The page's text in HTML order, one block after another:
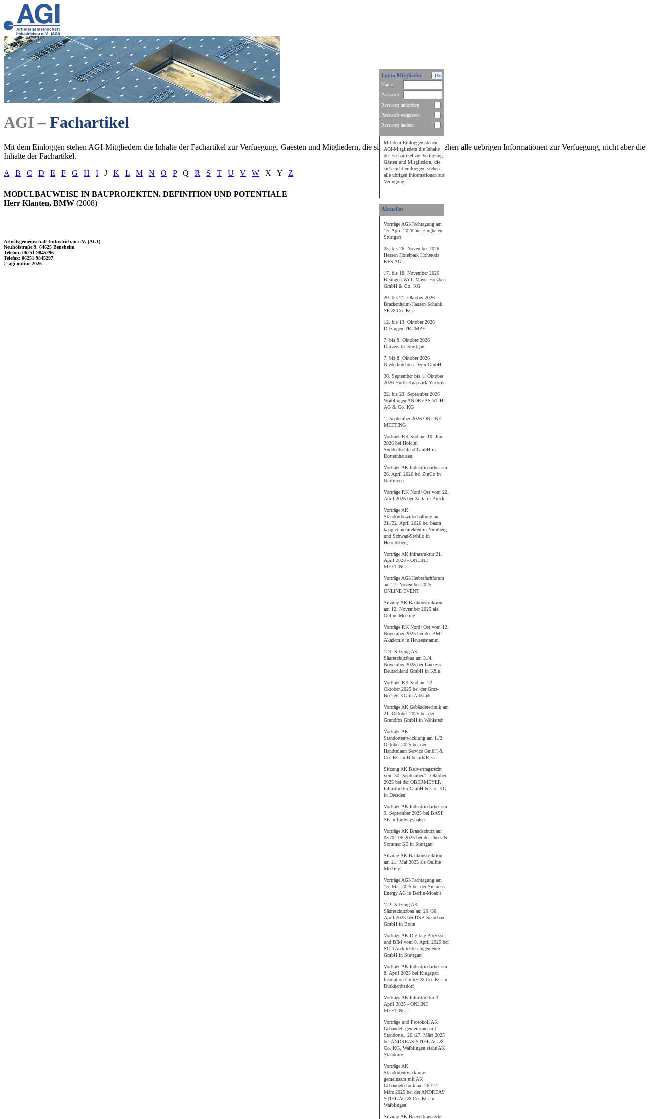
AGI –Fachartikel
Mit dem Einloggen stehen AGI-Mitgliedern die Inhalte der Fachartikel zur Verfuegung. Gaesten und Mitgliedern, die sich nicht einloggen stehen alle uebrigen Informationen zur Verfuegung, nicht aber die
Inhalte der Fachartikel.
A
B C D E F G H I J K L M N O PQ R S T U V W X Y Z
MODULBAUWEISE IN BAUPROJEKTEN. DEFINITION UND POTENTIALE
Herr Klanten, BMW (2008)
Arbeitsgemeinschaft Industriebau e.V. (AGI)
Neuhofstraße 9, 64625 Bensheim
Telefon: 06251 9845296
Telefax: 06251 9845297
© agi-online 2026
Login Mitglieder
Name
Passwort
Passwort anfordern
Passwort vergessen
Passwort ändern
Mit dem Einloggen stehen
AGI-Mitgliedern die Inhalte
der Fachartikel zur Verfügung.
Gästen und Mitgliedern, die
sich nicht einloggen, stehen
alle übrigen Informationen zur
Verfügung.
Aktuelles
Vorträge AGI-Fachtagung am
15. April 2026 am Flughafen
Stuttgart
25. bis 26. November 2026
Hessen Hotelpark Hoheroda
K+S AG
17. bis 18. November 2026
Bisingen Willi Mayer Holzbau
GmbH & Co. KG
20. bis 21. Oktober 2026
Brackenheim-Hausen Schunk
SE & Co. KG
12. bis 13. Oktober 2026
Ditzingen TRUMPF
7. bis 8. Oktober 2026
Universität Stuttgart
7. bis 8. Oktober 2026
Niederkrüchten Derix GmbH
30. September bis 1. Oktober
2026 Hürth-Knapsack Yncoris
22. bis 23. September 2026
Waiblingen ANDREAS STIHL
AG & Co. KG
1. September 2026 ONLINE
MEETING
Vorträge RK Süd am 10. Juni
2026 bei Holcim
Süddeutschland GmbH in
Dotternhausen
Vorträge AK Industriedächer am
28. April 2026 bei ZinCo in
Nürtingen
Vorträge RK Nord+Ost vom 22.
April 2026 bei Xella in Brück
Vorträge AK
Standortbewirtschaftung am
21./22. April 2026 bei baum
kappler architekten in Nürnberg
und Schwan-Stabilo in
Heroldsberg
Vorträge AK Infrastruktur 21.
April 2026 - ONLINE
MEETING -
Vorträge AGI-Herbstfachforum
am 27. November 2025 -
ONLINE EVENT
Sitzung AK Baukonstruktion
am 12. November 2025 als
Online Meeting
Vorträge RK Nord+Ost vom 12.
November 2025 bei der BMI
Akademie in Heusenstamm
123. Sitzung AK
Säureschutzbau am 3./4.
November 2025 bei Lanxess
Deutschland GmbH in Köln
Vorträge RK Süd am 22.
Oktober 2025 bei der Groz-
Beckert KG in Albstadt
Vorträge AK Gebäudetechnik am
21. Oktober 2025 bei der
Grundfos GmbH in Wahlstedt
Vorträge AK
Standortentwicklung am 1./2.
Oktober 2025 bei der
Handtmann Service GmbH &
Co. KG in Biberach/Riss
Sitzung AK Bauvertragsrecht
vom 30. September/1. Oktober
2025 bei der OBERMEYER
Infrastruktur GmbH & Co. KG
in Dresden
Vorträge AK Industriedächer am
9. September 2025 bei BASF
SE in Ludwigshafen
Vorträge AK Brandschutz am
03./04.06.2025 bei der Drees &
Sommer SE in Stuttgart
Sitzung AK Baukonstruktion
am 21. Mai 2025 als Online
Meeting
Vorträge AGI-Fachtagung am
15. Mai 2025 bei der Siemens
Energy AG in Berlin-Moabit
122. Sitzung AK
Säureschutzbau am 29./30.
April 2025 bei DSB Säurebau
GmbH in Bonn
Vorträge AK Digitale Prozesse
und BIM vom 8. April 2025 bei
SCD Architekten Ingenieure
GmbH in Stuttgart
Vorträge AK Industriedächer am
8. April 2025 bei Kingspan
Insulation GmbH & Co. KG in
Burkhardtsdorf
Vorträge AK Infrastruktur 3.
April 2025 - ONLINE
MEETING -
Vorträge und Protokoll AK
Gebäudet. gemeinsam mit
Standorte., 26./27. März 2025
bei ANDREAS STIHL AG &
Co. KG, Waiblingen siehe AK
Standorte.
Vorträge AK
Standortentwicklung
gemeinsam mit AK
Gebäudetechnik am 26./27.
März 2025 bei der ANDREAS
STIHL AG & Co. KG in
Waiblingen
Sitzung AK Bauvertragsrecht